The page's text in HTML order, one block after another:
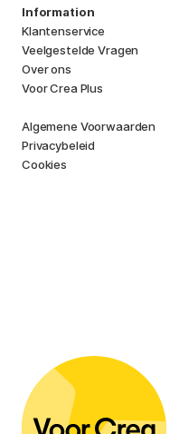
Information
Klantenservice
Veelgestelde Vragen
Over ons
Voor Crea Plus
Algemene Voorwaarden
Privacybeleid
Cookies